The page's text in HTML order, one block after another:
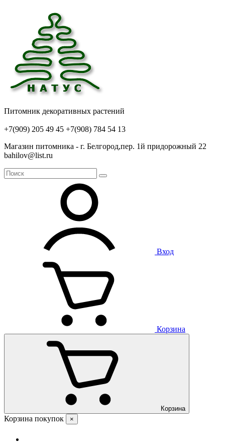
Питомник декоративных растений
+7(909) 205 49 45 +7(908) 784 54 13
Магазин питомника - г. Белгород,пер. 1й придорожный 22
bahilov@list.ru
Вход
Корзина
Корзина
Корзина покупок ×